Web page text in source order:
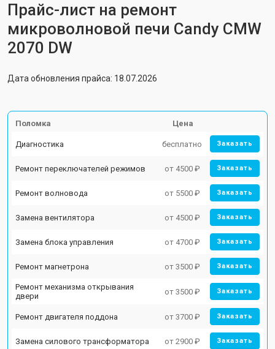
Прайс-лист на ремонт
микроволновой печи Candy CMW
2070 DW
Дата обновления прайса: 18.07.2026
Поломка Цена
Диагностика бесплатно Заказать
Ремонт переключателей режимов от 4500 ₽ Заказать
Ремонт волновода от 5500 ₽ Заказать
Замена вентилятора от 4500 ₽ Заказать
Замена блока управления от 4700 ₽ Заказать
Ремонт магнетрона от 3500 ₽ Заказать
Ремонт механизма открывания
двери
от 3500 ₽ Заказать
Ремонт двигателя поддона от 3700 ₽ Заказать
Замена силового трансформатора от 2900 ₽ Заказать